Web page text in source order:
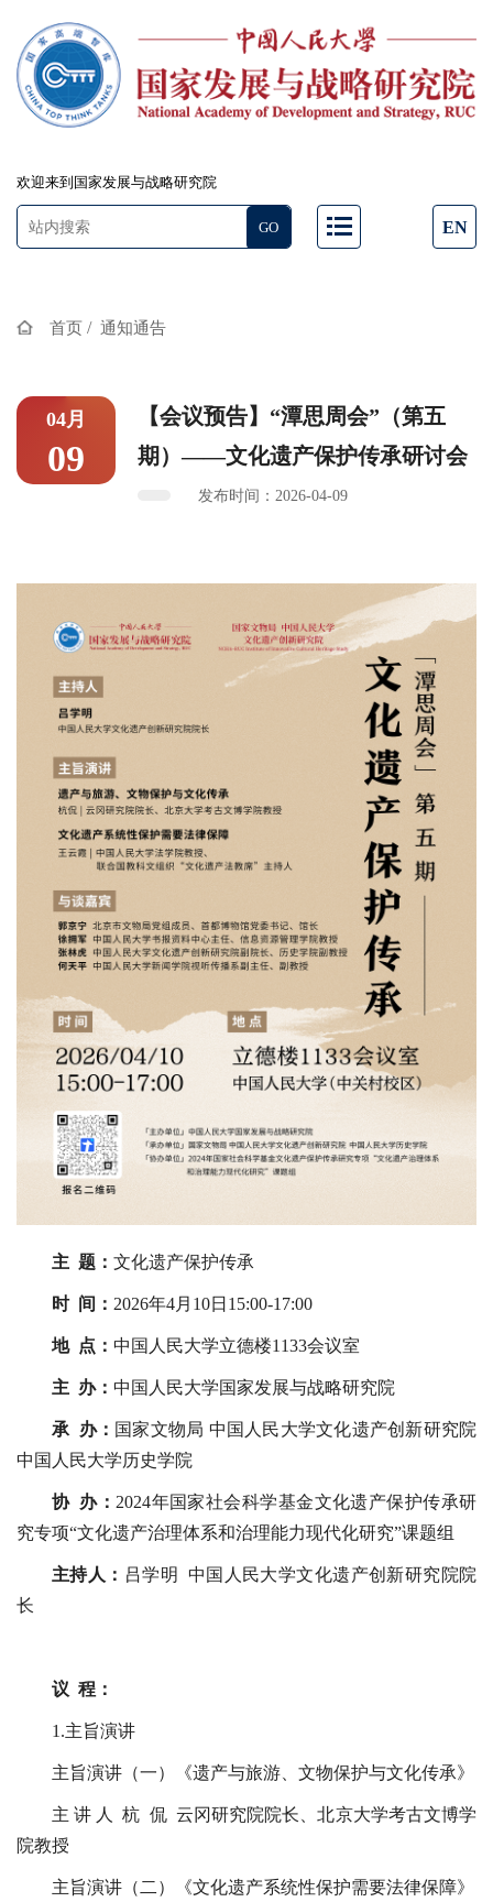
欢迎来到国家发展与战略研究院
EN
首页 / 通知通告
04月
09
【会议预告】“潭思周会”（第五
期）——文化遗产保护传承研讨会
发布时间：2026-04-09
主 题： 文化遗产保护传承
时 间： 2026年4月10日15:00-17:00
地 点： 中国人民大学立德楼1133会议室
主 办： 中国人民大学国家发展与战略研究院
承 办： 国家文物局 中国人民大学文化遗产创新研究院
中国人民大学历史学院
协 办： 2024年国家社会科学基金文化遗产保护传承研
究专项“文化遗产治理体系和治理能力现代化研究”课题组
主持人： 吕学明 中国人民大学文化遗产创新研究院院
长
议 程：
1.主旨演讲
主旨演讲（一）《遗产与旅游、文物保护与文化传承》
主 讲 人 杭 侃 云冈研究院院长、北京大学考古文博学
院教授
主旨演讲（二）《文化遗产系统性保护需要法律保障》